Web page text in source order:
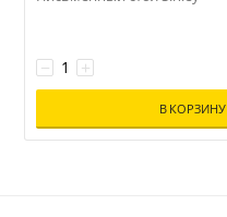
+
−
В КОРЗИНУ